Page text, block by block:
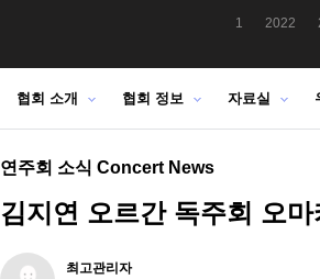
1 2022
협회 소개 협회 정보 자료실
연주회 소식 Concert News
김지연 오르간 독주회 오
최고관리자